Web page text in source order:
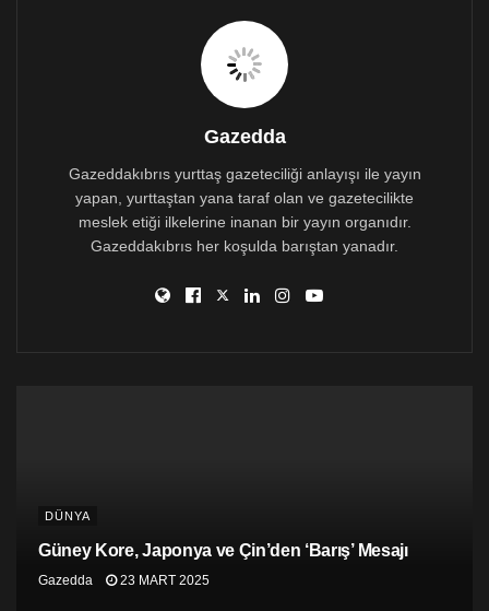
should be’ (Ehm’ ‘AB-Türkiye ilişkileri böyle olmamalı’
terim.) #GiveHerASeat#EU#Turkey#womensrights”
Gazedda
Gazeddakıbrıs yurttaş gazeteciliği anlayışı ile yayın
yapan, yurttaştan yana taraf olan ve gazetecilikte
meslek etiği ilkelerine inanan bir yayın organıdır.
Gazeddakıbrıs her koşulda barıştan yanadır.
DÜNYA
Güney Kore, Japonya ve Çin’den ‘Barış’ Mesajı
Gazedda 23 MART 2025